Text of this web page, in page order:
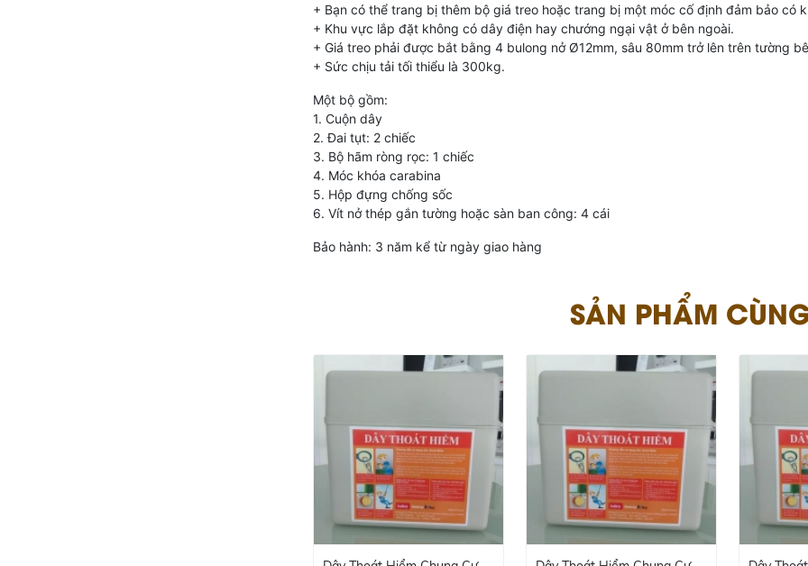
+ Bạn có thể trang bị thêm bộ giá treo hoặc trang bị một móc cố định đảm bảo có
+ Khu vực lắp đặt không có dây điện hay chướng ngại vật ở bên ngoài.
+ Giá treo phải được bắt bằng 4 bulong nở Ø12mm, sâu 80mm trở lên trên tường
+ Sức chịu tải tối thiểu là 300kg.
Một bộ gồm:
1. Cuộn dây
2. Đai tụt: 2 chiếc
3. Bộ hãm ròng rọc: 1 chiếc
4. Móc khóa carabina
5. Hộp đựng chống sốc
6. Vít nở thép gắn tường hoặc sàn ban công: 4 cái
Bảo hành: 3 năm kể từ ngày giao hàng
SẢN PHẨM